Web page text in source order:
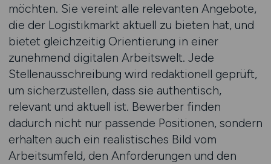
möchten. Sie vereint alle relevanten Angebote,
die der Logistikmarkt aktuell zu bieten hat, und
bietet gleichzeitig Orientierung in einer
zunehmend digitalen Arbeitswelt. Jede
Stellenausschreibung wird redaktionell geprüft,
um sicherzustellen, dass sie authentisch,
relevant und aktuell ist. Bewerber finden
dadurch nicht nur passende Positionen, sondern
erhalten auch ein realistisches Bild vom
Arbeitsumfeld, den Anforderungen und den